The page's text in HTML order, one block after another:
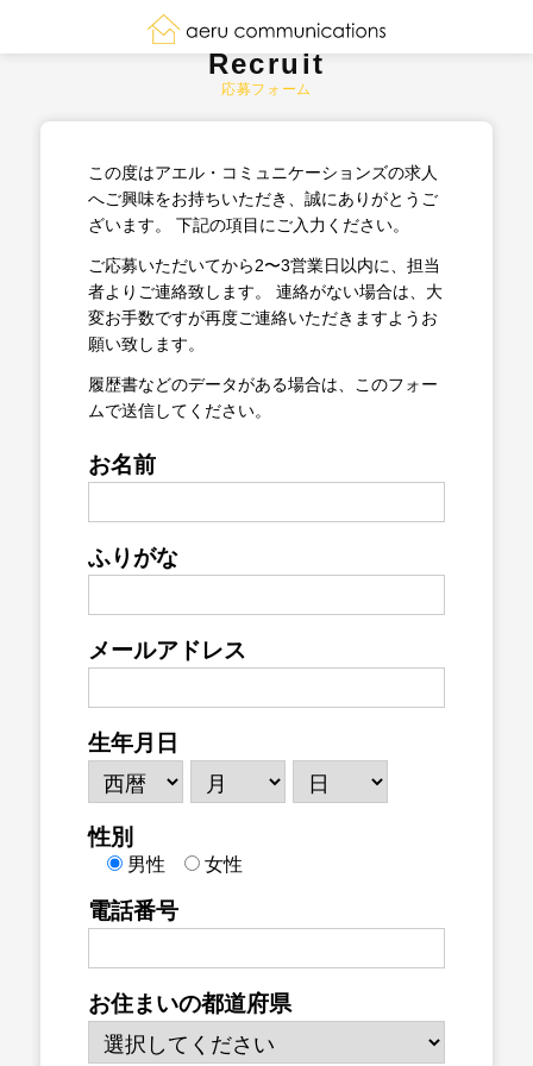
Recruit
応募フォーム
この度はアエル・コミュニケーションズの求人
へご興味をお持ちいただき、誠にありがとうご
ざいます。
下記の項目にご入力ください。
ご応募いただいてから2〜3営業日以内に、担当
者よりご連絡致します。
連絡がない場合は、大
変お手数ですが再度ご連絡いただきますようお
願い致します。
履歴書などのデータがある場合は、このフォー
ムで送信してください。
お名前
ふりがな
メールアドレス
生年月日
性別
男性 女性
電話番号
お住まいの都道府県